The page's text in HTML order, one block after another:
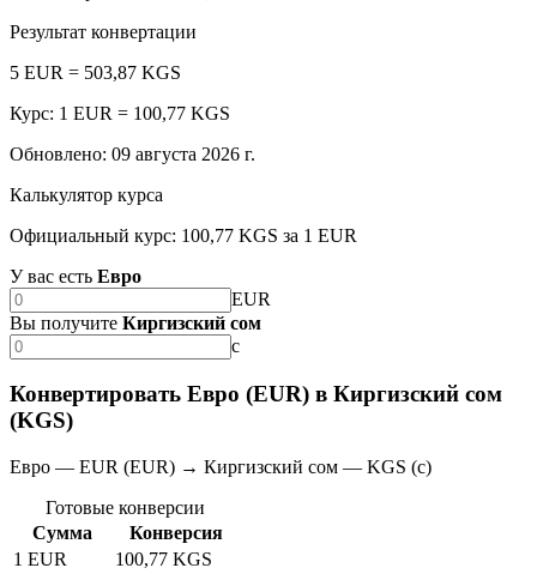
Результат конвертации
5 EUR = 503,87 KGS
Курс: 1 EUR = 100,77 KGS
Обновлено: 09 августа 2026 г.
Калькулятор курса
Официальный курс: 100,77 KGS за 1 EUR
У вас есть Евро
EUR
Вы получите Киргизский сом
с
Конвертировать Евро (EUR) в Киргизский сом
(KGS)
Евро — EUR (EUR) → Киргизский сом — KGS (с)
Готовые конверсии
Сумма
Конверсия
1 EUR
100,77 KGS